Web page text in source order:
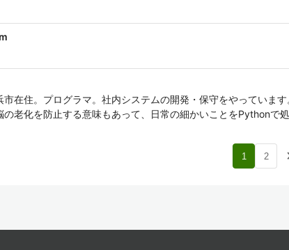
市在住。プログラマ。社内システムの開発・保守をやっていま
の老化を防止する意味もあって、日常の細かいことをPythonで
1 2